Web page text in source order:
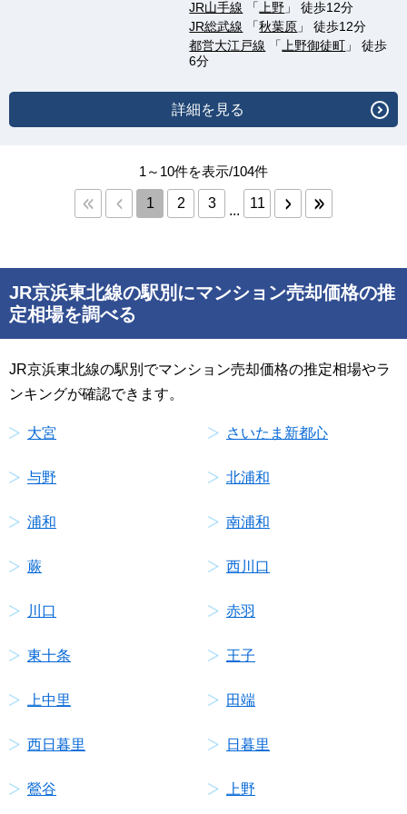
JR山手線 「 上野 」 徒歩12分
JR総武線 「秋葉原 」 徒歩12分
都営大江戸線 「 上野御徒町 」 徒歩
6分
詳細を見る
1～10件を表示/104件
1 2 3 ... 11
JR京浜東北線の駅別にマンション売却価格の推
定相場を調べる
JR京浜東北線の駅別でマンション売却価格の推定相場やラ
ンキングが確認できます。
大宮 さいたま新都心
与野 北浦和
浦和 南浦和
蕨 西川口
川口 赤羽
東十条 王子
上中里 田端
西日暮里 日暮里
鶯谷 上野